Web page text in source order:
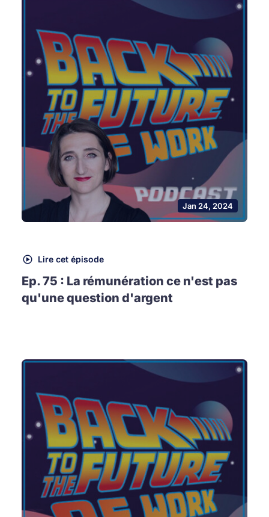
Jan 24, 2024
Lire cet épisode
Ep. 75 : La rémunération ce n'est pas
qu'une question d'argent